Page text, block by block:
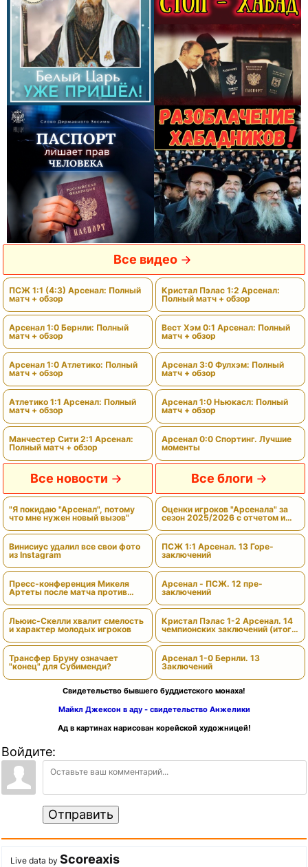
Все видео
ПСЖ 1:1 (4:3) Арсенал: Полный
матч + обзор
Кристал Пэлас 1:2 Арсенал:
Полный матч + обзор
Арсенал 1:0 Бернли: Полный
матч + обзор
Вест Хэм 0:1 Арсенал: Полный
матч + обзор
Арсенал 1:0 Атлетико: Полный
матч + обзор
Арсенал 3:0 Фулхэм: Полный
матч + обзор
Атлетико 1:1 Арсенал: Полный
матч + обзор
Арсенал 1:0 Ньюкасл: Полный
матч + обзор
Манчестер Сити 2:1 Арсенал:
Полный матч + обзор
Арсенал 0:0 Спортинг. Лучшие
моменты
Все новости
"Я покидаю "Арсенал", потому
что мне нужен новый вызов"
Винисиус удалил все свои фото
из Instagram
Пресс-конференция Микеля
Артеты после матча против
Льюис-Скелли хвалит смелость
и характер молодых игроков
Трансфер Бруну означает
"конец" для Субименди?
Все блоги
Оценки игроков "Арсенала" за
сезон 2025/2026 с отчетом и
ПСЖ 1:1 Арсенал. 13 Горе-
заключений
Арсенал - ПСЖ. 12 пре-
заключений
Кристал Пэлас 1-2 Арсенал. 14
чемпионских заключений (итоги
Арсенал 1-0 Бернли. 13
Заключений
Свидетельство бывшего буддистского монаха!
Майкл Джексон в аду - свидетельство Анжелики
Ад в картинах нарисован корейской художницей!
Войдите:
Отправить
Live data by Scoreaxis